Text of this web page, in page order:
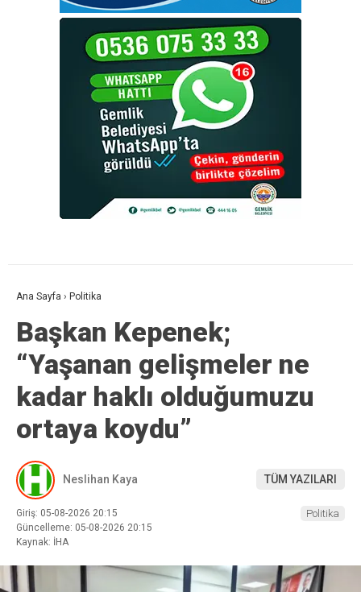
Ana Sayfa › Politika
Başkan Kepenek;
“Yaşanan gelişmeler ne
kadar haklı olduğumuzu
ortaya koydu”
Neslihan Kaya TÜM YAZILARI
Giriş: 05-08-2026 20:15
Güncelleme: 05-08-2026 20:15
Kaynak: İHA
Politika